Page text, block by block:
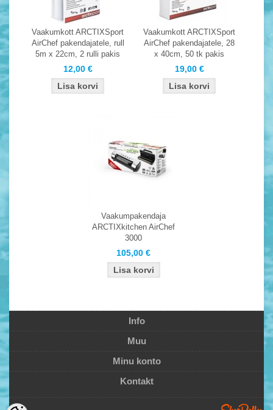
Vaakumkott ARCTIXSport
AirChef pakendajatele, rull
5m x 22cm, 2 rulli pakis
12,00 €
Vaakumkott ARCTIXSport
AirChef pakendajatele, 28
x 40cm, 50 tk pakis
19,00 €
Vaakumpakendaja
ARCTIXkitchen AirChef
3000
105,00 €
Info
Muu
Minu konto
Kontakt